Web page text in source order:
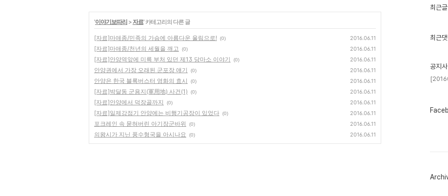
'이야기보따리 >자료' 카테고리의 다른 글
[자료]마애종/민족의 가슴에 아름다운 울림으로! (0) 2016.06.11
[자료]마애종/천년의 세월을 깨고 (0) 2016.06.11
[자료]안양역앞에 미륵 부처 있던 제13 당마소 이야기 (0) 2016.06.11
안양권에서 가장 오래된 군포장 얘기 (0) 2016.06.11
안양은 한국 블록버스터 영화의 효시 (0) 2016.06.11
[자료]박달동 군용지(軍用地) 사건(1) (0) 2016.06.11
[자료]안양에서 덕장골까지 (0) 2016.06.11
[자료]일제강점기 안양에는 비행기공장이 있었다 (0) 2016.06.11
포크레인 속 묻혀버린 아기장군바위 (0) 2016.06.11
의왕시가 지닌 풍수형국을 아시나요 (0) 2016.06.11
최
인
최근글
최근
공지
페
그